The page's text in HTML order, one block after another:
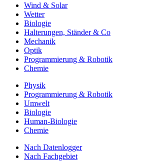
Wind & Solar
Wetter
Biologie
Halterungen, Ständer & Co
Mechanik
Optik
Programmierung & Robotik
Chemie
Physik
Programmierung & Robotik
Umwelt
Biologie
Human-Biologie
Chemie
Nach Datenlogger
Nach Fachgebiet